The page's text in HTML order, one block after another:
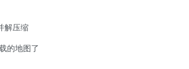
解压缩
的地图了